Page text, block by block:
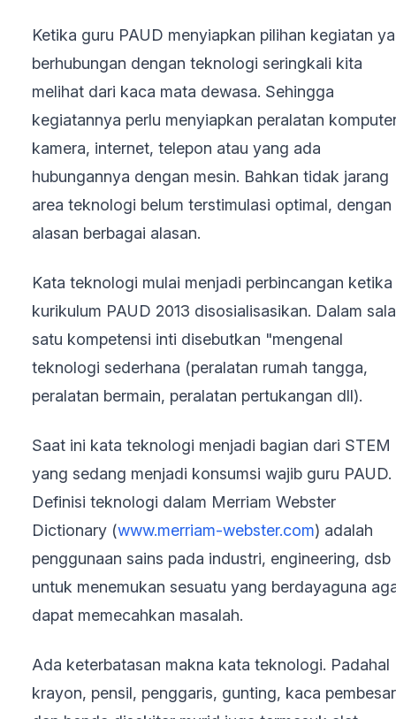
Ketika guru PAUD menyiapkan pilihan kegiatan
berhubungan dengan teknologi seringkali kita
melihat dari kaca mata dewasa. Sehingga
kegiatannya perlu menyiapkan peralatan
kamera, internet, telepon atau yang ada
hubungannya dengan mesin. Bahkan tidak jarang
area teknologi belum terstimulasi optimal, dengan
alasan berbagai alasan.
Kata teknologi mulai menjadi perbincangan ketika
kurikulum PAUD 2013 disosialisasikan. Dalam
satu kompetensi inti disebutkan "mengenal
teknologi sederhana (peralatan rumah tangga,
peralatan bermain, peralatan pertukangan dll).
Saat ini kata teknologi menjadi bagian dari STEM
yang sedang menjadi konsumsi wajib guru PAUD.
Definisi teknologi dalam Merriam Webster
Dictionary (www.merriam-webster.com) adalah
penggunaan sains pada industri, engineering, dsb
untuk menemukan sesuatu yang berdayaguna
dapat memecahkan masalah.
Ada keterbatasan makna kata teknologi. Padahal
krayon, pensil, penggaris, gunting, kaca pembesar